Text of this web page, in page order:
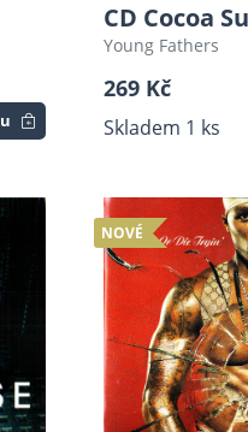
CD Cocoa
Young Fathers
269 Kč
Skladem 1 ks
NOVÉ